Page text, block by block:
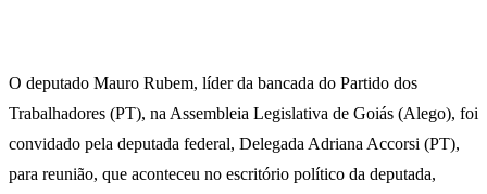
O deputado Mauro Rubem, líder da bancada do Partido dos
Trabalhadores (PT), na Assembleia Legislativa de Goiás (Alego), foi
convidado pela deputada federal, Delegada Adriana Accorsi (PT),
para reunião, que aconteceu no escritório político da deputada,